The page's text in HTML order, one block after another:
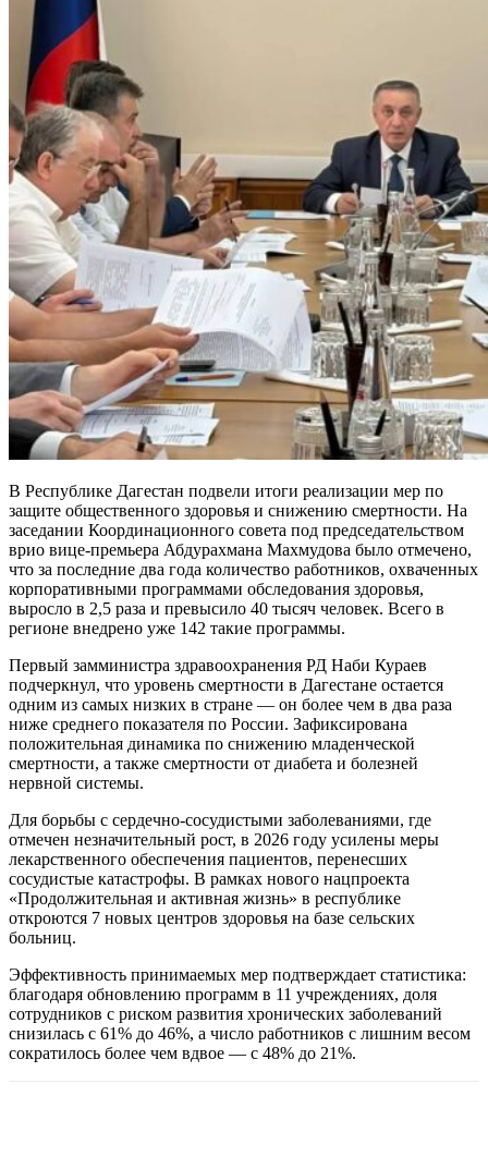
В Республике Дагестан подвели итоги реализации мер по
защите общественного здоровья и снижению смертности. На
заседании Координационного совета под председательством
врио вице-премьера Абдурахмана Махмудова было отмечено,
что за последние два года количество работников, охваченных
корпоративными программами обследования здоровья,
выросло в 2,5 раза и превысило 40 тысяч человек. Всего в
регионе внедрено уже 142 такие программы.
Первый замминистра здравоохранения РД Наби Кураев
подчеркнул, что уровень смертности в Дагестане остается
одним из самых низких в стране — он более чем в два раза
ниже среднего показателя по России. Зафиксирована
положительная динамика по снижению младенческой
смертности, а также смертности от диабета и болезней
нервной системы.
Для борьбы с сердечно-сосудистыми заболеваниями, где
отмечен незначительный рост, в 2026 году усилены меры
лекарственного обеспечения пациентов, перенесших
сосудистые катастрофы. В рамках нового нацпроекта
«Продолжительная и активная жизнь» в республике
откроются 7 новых центров здоровья на базе сельских
больниц.
Эффективность принимаемых мер подтверждает статистика:
благодаря обновлению программ в 11 учреждениях, доля
сотрудников с риском развития хронических заболеваний
снизилась с 61% до 46%, а число работников с лишним весом
сократилось более чем вдвое — с 48% до 21%.